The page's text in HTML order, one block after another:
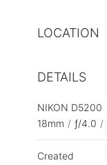
LOCATION
DETAILS
NIKON D5200
18mm / ƒ/4.0 /
Created